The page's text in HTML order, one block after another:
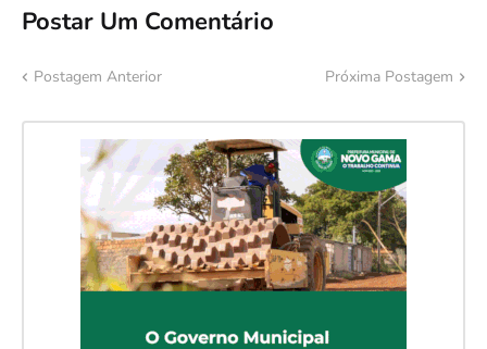
Postar Um Comentário
Postagem Anterior Próxima Postagem